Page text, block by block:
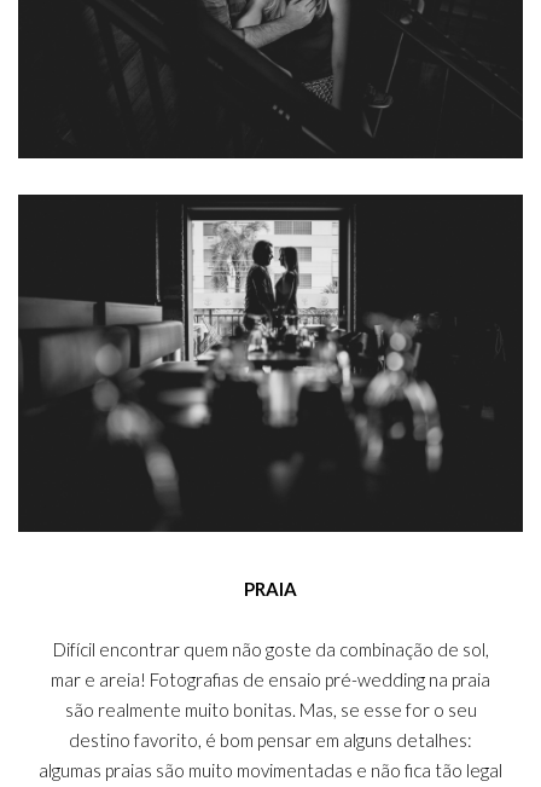
PRAIA
Difícil encontrar quem não goste da combinação de sol,
mar e areia! Fotografias de ensaio pré-wedding na praia
são realmente muito bonitas. Mas, se esse for o seu
destino favorito, é bom pensar em alguns detalhes:
algumas praias são muito movimentadas e não fica tão legal